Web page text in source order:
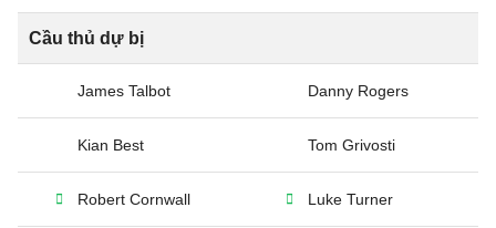
Cầu thủ dự bị
James Talbot Danny Rogers
Kian Best Tom Grivosti
Robert Cornwall Luke Turner